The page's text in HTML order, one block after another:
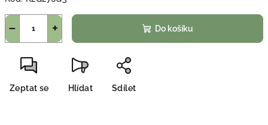
+
− Do košíku
Zeptat se Hlídat Sdílet